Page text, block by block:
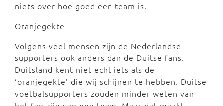
niets over hoe goed een team is.
Oranjegekte
Volgens veel mensen zijn de Nederlandse
supporters ook anders dan de Duitse fans.
Duitsland kent niet echt iets als de
‘oranjegekte’ die wij schijnen te hebben. Duitse
voetbalsupporters zouden minder weten van